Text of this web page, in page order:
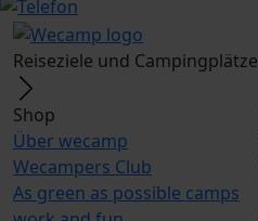
Reiseziele und Campingplätze
Shop
Über wecamp
Wecampers Club
As green as possible camps